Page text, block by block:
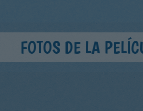
FOTOS DE LA